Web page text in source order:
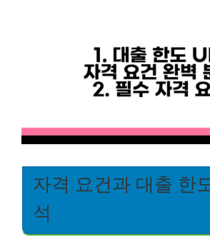
자격 요건과 대출 한
석